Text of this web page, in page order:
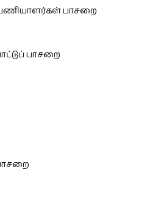
பாசறை
பாசறை